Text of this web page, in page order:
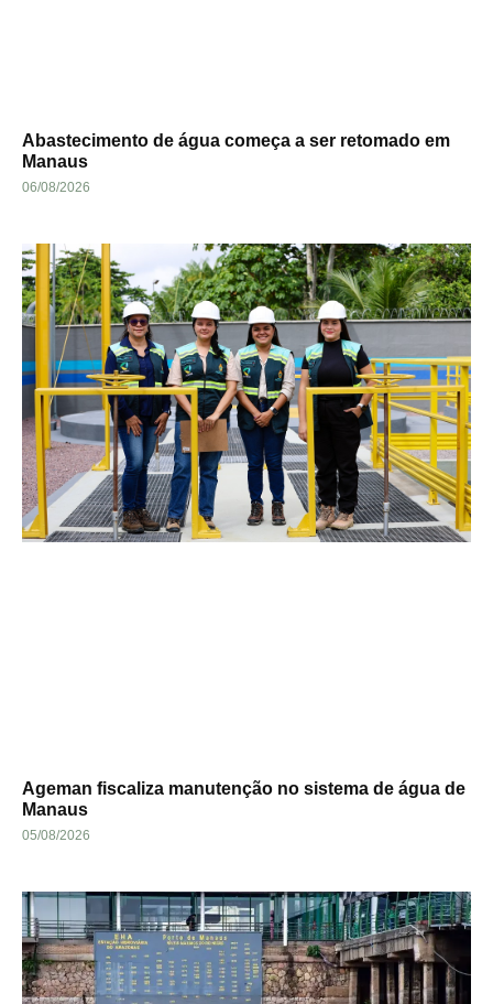
Abastecimento de água começa a ser retomado em
Manaus
06/08/2026
Ageman fiscaliza manutenção no sistema de água de
Manaus
05/08/2026